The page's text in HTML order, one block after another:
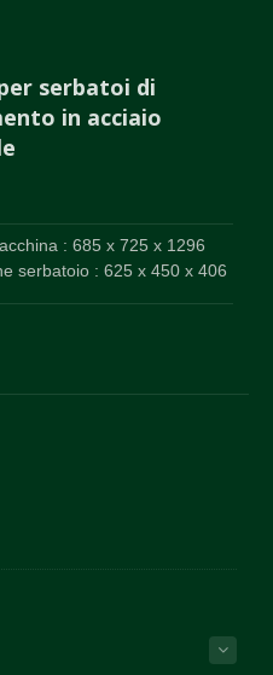
serbatoi di
in acciaio
: 685 x 725 x 1296
serbatoio : 625 x 450 x 406